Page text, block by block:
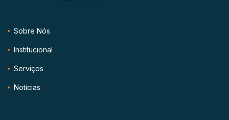
Sobre Nós
Institucional
Serviços
Notícias